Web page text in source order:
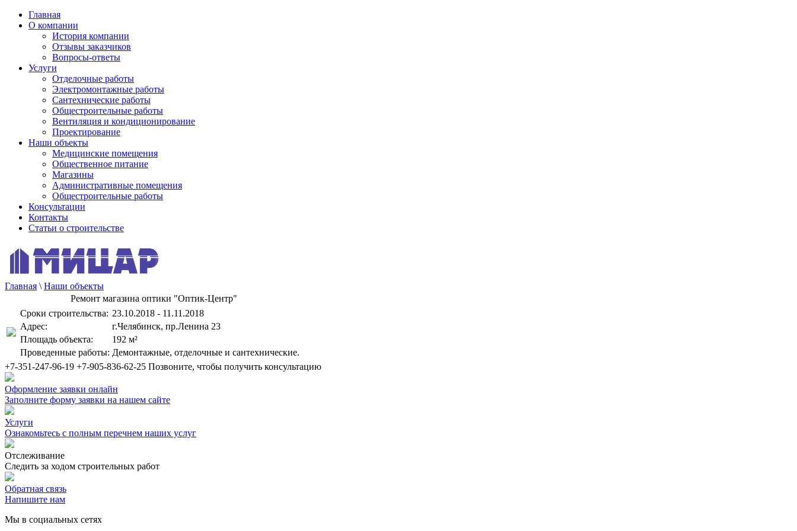
Главная
О компании
История компании
Отзывы заказчиков
Вопросы-ответы
Услуги
Отделочные работы
Электромонтажные работы
Сантехнические работы
Общестроительные работы
Вентиляция и кондиционирование
Проектирование
Наши объекты
Медицинские помещения
Общественное питание
Магазины
Административные помещения
Общестроительные работы
Консультации
Контакты
Статьи о строительстве
Главная \ Наши объекты
Ремонт магазина оптики "Оптик-Центр"
Сроки строительства: 23.10.2018 - 11.11.2018
Адрес:
г.Челябинск, пр.Ленина 23
Площадь объекта:
192 м²
Проведенные работы: Демонтажные, отделочные и сантехнические.
+7-351-247-96-19 +7-905-836-62-25 Позвоните, чтобы получить консультацию
Оформление заявки онлайн
Заполните форму заявки на нашем сайте
Услуги
Ознакомьтесь с полным перечнем наших услуг
Отслеживание
Следить за ходом строительных работ
Обратная связь
Напишите нам
Мы в социальных сетях